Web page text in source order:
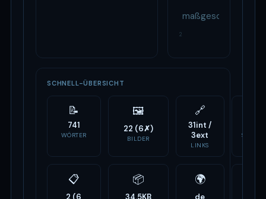
maßgeschneidert
2
SCHNELL-ÜBERSICHT
📝
741
WÖRTER
🖼
22 (6✗)
BILDER
🔗
31int /
3ext
LINKS
SCRIPTS
📋
2 (6
📦
34.5KB
🌍
de